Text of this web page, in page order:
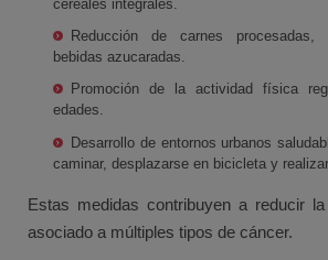
cereales integrales.
Reducción de carnes procesadas,
bebidas azucaradas.
Promoción de la actividad física
edades.
Desarrollo de entornos urbanos
caminar, desplazarse en bicicleta y
Estas medidas contribuyen a reducir
asociado a múltiples tipos de cáncer.